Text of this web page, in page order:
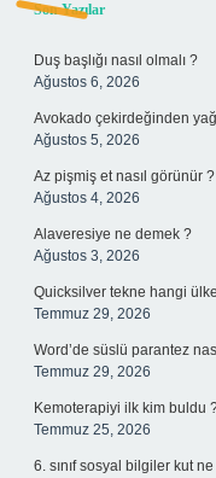
Sidebar
Son Yazılar
Duş başlığı nasıl olmalı ?
Ağustos 6, 2026
Avokado çekirdeğinden yağ
Ağustos 5, 2026
Az pişmiş et nasıl görünür ?
Ağustos 4, 2026
Alaveresiye ne demek ?
Ağustos 3, 2026
Quicksilver tekne hangi
Temmuz 29, 2026
Word’de süslü parantez
Temmuz 29, 2026
Kemoterapiyi ilk kim buldu
Temmuz 25, 2026
6. sınıf sosyal bilgiler kut